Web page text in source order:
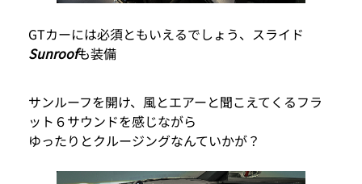
GTカーには必須ともいえるでしょう、スライド
Sunroofも装備
サンルーフを開け、風とエアーと聞こえてくるフラ
ット６サウンドを感じながら
ゆったりとクルージングなんていかが？